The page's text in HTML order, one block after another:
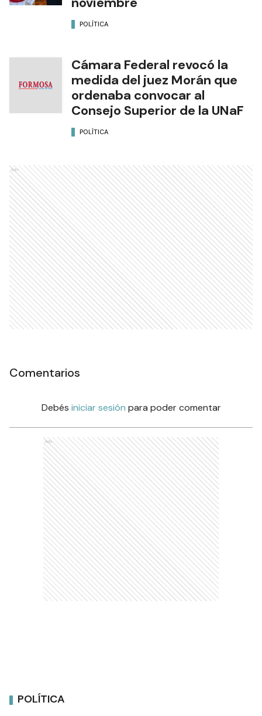
POLÍTICA
Cámara Federal revocó la
medida del juez Morán que
ordenaba convocar al
Consejo Superior de la UNaF
POLÍTICA
Ads
Comentarios
Debés iniciar sesión para poder comentar
Ads
POLÍTICA